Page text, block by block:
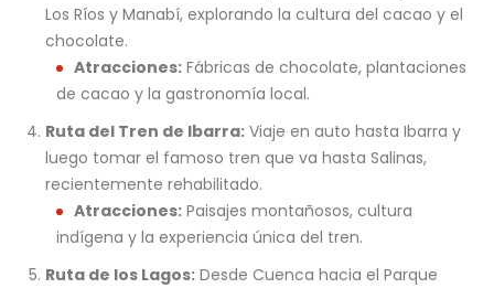
Los Ríos y Manabí, explorando la cultura del cacao y el
chocolate.
Atracciones:Fábricas de chocolate, plantaciones
de cacao y la gastronomía local.
Ruta del Tren de Ibarra:Viaje en auto hasta Ibarra y
luego tomar el famoso tren que va hasta Salinas,
recientemente rehabilitado.
Atracciones:Paisajes montañosos, cultura
indígena y la experiencia única del tren.
Ruta de los Lagos:Desde Cuenca hacia el Parque